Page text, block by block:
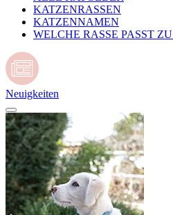
KATZENRASSEN
KATZENNAMEN
WELCHE RASSE PASST
Neuigkeiten